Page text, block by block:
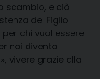
scambio, e ciò
del Figlio
chi vuol essere
noi diventa
vivere grazie alla